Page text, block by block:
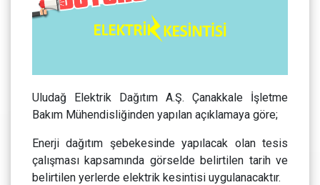
Uludağ Elektrik Dağıtım A.Ş. Çanakkale İşletme
Bakım Mühendisliğinden yapılan açıklamaya göre;
Enerji dağıtım şebekesinde yapılacak olan tesis
çalışması kapsamında görselde belirtilen tarih ve
belirtilen yerlerde elektrik kesintisi uygulanacaktır.